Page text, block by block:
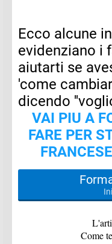
Ecco alcune
evidenziano i
aiutarti se
'come
dicendo
VAI PIU A
FARE PER
Come